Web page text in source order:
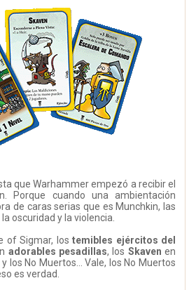
que Warhammer empezó a recibir el
Porque cuando una ambientación
de caras serias que es Munchkin, las
oscuridad y la violencia.
of Sigmar, lostemibles ejércitos del
adorables pesadillas, los Skaven en
y los No Muertos… Vale, los No Muertos
es verdad.